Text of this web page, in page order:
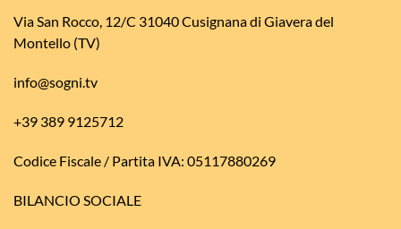
Via San Rocco, 12/C 31040 Cusignana di Giavera del
Montello (TV)
info@sogni.tv
+39 389 9125712
Codice Fiscale / Partita IVA: 05117880269
BILANCIO SOCIALE